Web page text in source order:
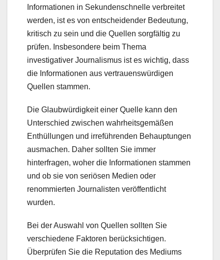
Informationen in Sekundenschnelle verbreitet
werden, ist es von entscheidender Bedeutung,
kritisch zu sein und die Quellen sorgfältig zu
prüfen. Insbesondere beim Thema
investigativer Journalismus ist es wichtig, dass
die Informationen aus vertrauenswürdigen
Quellen stammen.
Die Glaubwürdigkeit einer Quelle kann den
Unterschied zwischen wahrheitsgemäßen
Enthüllungen und irreführenden Behauptungen
ausmachen. Daher sollten Sie immer
hinterfragen, woher die Informationen stammen
und ob sie von seriösen Medien oder
renommierten Journalisten veröffentlicht
wurden.
Bei der Auswahl von Quellen sollten Sie
verschiedene Faktoren berücksichtigen.
Überprüfen Sie die Reputation des Mediums